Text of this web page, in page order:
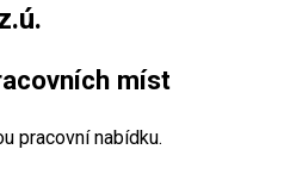
míst
pracovní nabídku.